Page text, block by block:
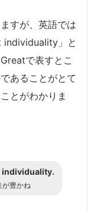
すが、英語では
individuality」と
で表すとこ
あることがとて
とがわかりま
individuality.
が豊かね